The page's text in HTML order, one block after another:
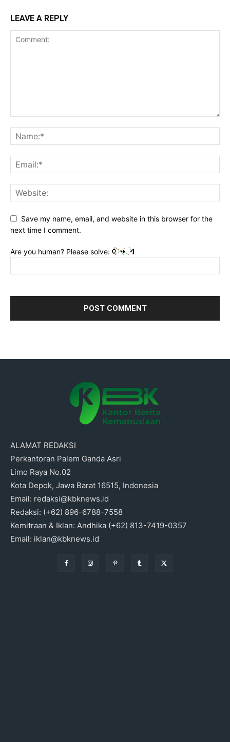
LEAVE A REPLY
Save my name, email, and website in this browser for the
next time I comment.
Are you human? Please solve:
ALAMAT REDAKSI
Perkantoran Palem Ganda Asri
Limo Raya No.02
Kota Depok, Jawa Barat 16515, Indonesia
Email: redaksi@kbknews.id
Redaksi: (+62) 896-6788-7558
Kemitraan & Iklan: Andhika (+62) 813-7419-0357
Email: iklan@kbknews.id